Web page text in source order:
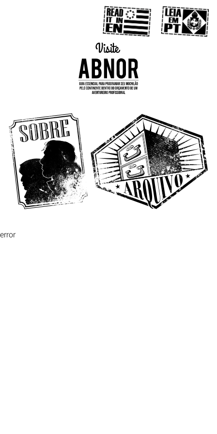
error